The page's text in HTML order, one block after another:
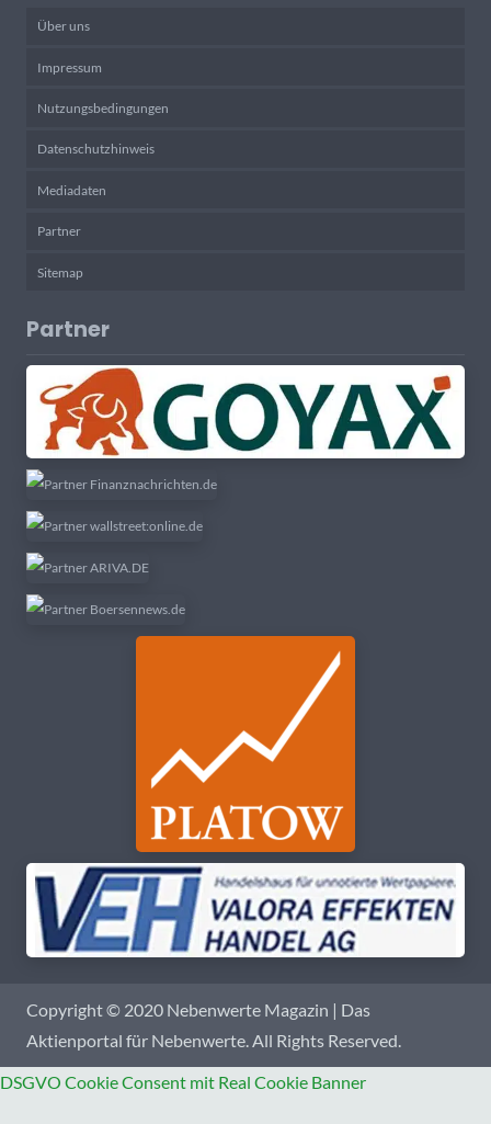
Über uns
Impressum
Nutzungsbedingungen
Datenschutzhinweis
Mediadaten
Partner
Sitemap
Partner
Copyright © 2020 Nebenwerte Magazin | Das
Aktienportal für Nebenwerte. All Rights Reserved.
DSGVO Cookie Consent mit Real Cookie Banner